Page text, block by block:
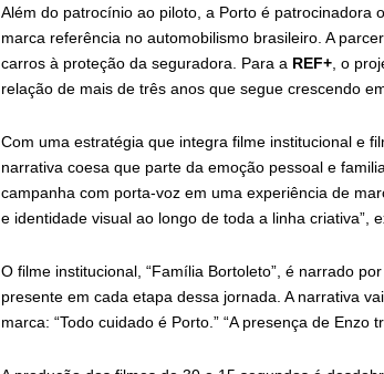
Além do patrocínio ao piloto, a Porto é patrocinadora
marca referência no automobilismo brasileiro. A
carros à proteção da seguradora. Para a REF+, o
relação de mais de três anos que segue crescendo
Com uma estratégia que integra filme institucional e
narrativa coesa que parte da emoção pessoal e
campanha com porta-voz em uma experiência de
e identidade visual ao longo de toda a linha criativa”,
O filme institucional, “Família Bortoleto”, é narrado
presente em cada etapa dessa jornada. A narrativa
marca: “Todo cuidado é Porto.” “A presença de